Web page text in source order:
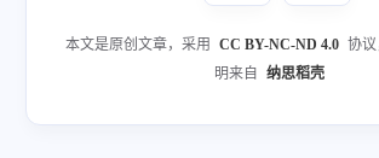
本文是原创文章，采用 CC BY-NC-ND 4.0 协
明来自
纳思稻壳